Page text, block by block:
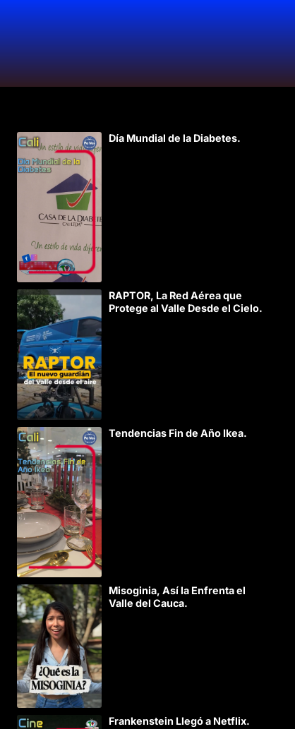
Día Mundial de la Diabetes.
RAPTOR, La Red Aérea que
Protege al Valle Desde el Cielo.
Tendencias Fin de Año Ikea.
Misoginia, Así la Enfrenta el
Valle del Cauca.
Frankenstein Llegó a Netflix.